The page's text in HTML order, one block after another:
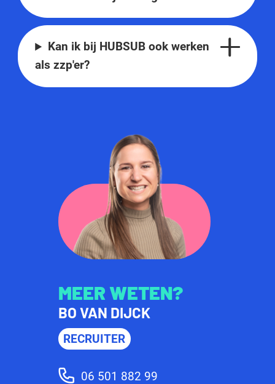
Kan ik bij HUBSUB ook werken
als zzp'er?
MEER WETEN?
BO VAN DIJCK
RECRUITER
06 501 882 99